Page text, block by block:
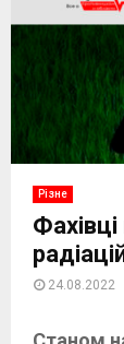
Різне
24.08.2022